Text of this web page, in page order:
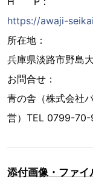
https://awaji-
所在地：
兵庫県淡路市野島
お問合せ：
青の舎（株式会社
営）TEL 0799-70-
添付画像・ファイ